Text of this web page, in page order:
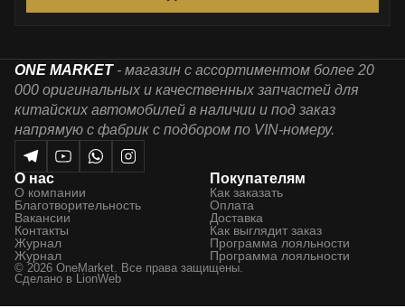
ONE MARKET - магазин с ассортиментом более 20
000 оригинальных и качественных запчастей для
китайских автомобилей в наличии и под заказ
напрямую с фабрик с подбором по VIN-номеру.
О нас
О компании
Благотворительность
Вакансии
Контакты
Журнал
Журнал
Покупателям
Как заказать
Оплата
Доставка
Как выглядит заказ
Программа лояльности
Программа лояльности
© 2026 OneMarket. Все права защищены.
Сделано в LionWeb